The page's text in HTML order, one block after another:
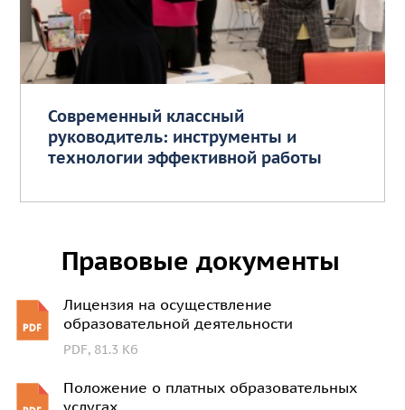
Современный классный
руководитель: инструменты и
технологии эффективной работы
Правовые документы
Лицензия на осуществление
образовательной деятельности
PDF, 81.3 Кб
Положение о платных образовательных
услугах